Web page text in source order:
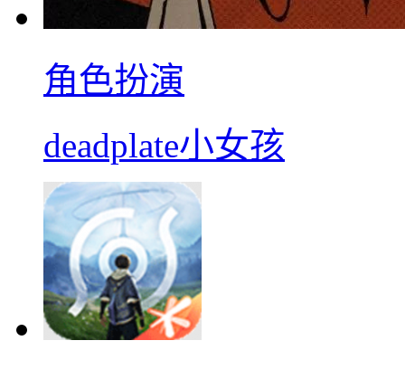
角色扮演
deadplate小女孩